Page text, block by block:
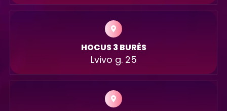
HOCUS 3 BURĖS
Lvivo g. 25